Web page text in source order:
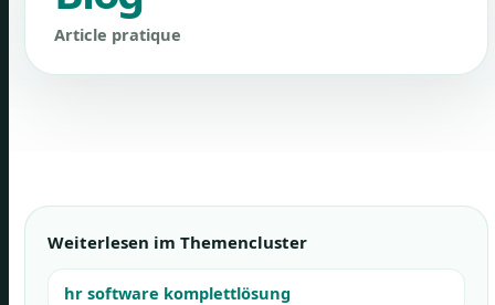
Article pratique
Weiterlesen im Themencluster
hr software komplettlösung